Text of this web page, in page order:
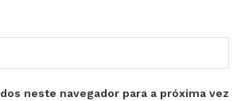
neste navegador para a próxima vez